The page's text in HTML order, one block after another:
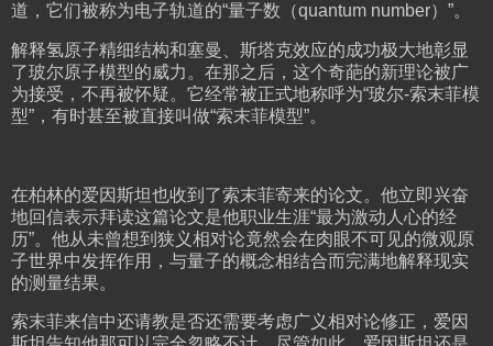
道，它们被称为电子轨道的“量子数（quantum number）”。
解释氢原子精细结构和塞曼、斯塔克效应的成功极大地彰显
了玻尔原子模型的威力。在那之后，这个奇葩的新理论被广
为接受，不再被怀疑。它经常被正式地称呼为“玻尔-索末菲模
型”，有时甚至被直接叫做“索末菲模型”。
在柏林的爱因斯坦也收到了索末菲寄来的论文。他立即兴奋
地回信表示拜读这篇论文是他职业生涯“最为激动人心的经
历”。他从未曾想到狭义相对论竟然会在肉眼不可见的微观原
子世界中发挥作用，与量子的概念相结合而完满地解释现实
的测量结果。
索末菲来信中还请教是否还需要考虑广义相对论修正，爱因